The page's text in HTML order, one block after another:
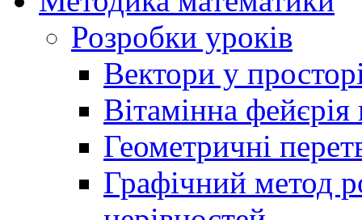
Розробки уроків
Вектори у
Вітамінна фейєрія
Геометричні
Графічний метод